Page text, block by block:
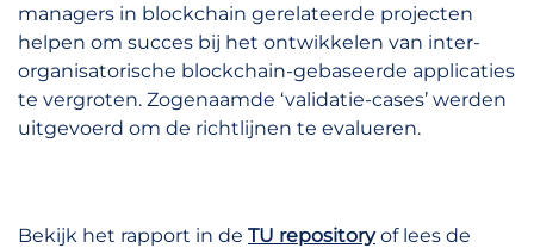
managers in blockchain gerelateerde projecten
helpen om succes bij het ontwikkelen van inter-
organisatorische blockchain-gebaseerde applicaties
te vergroten. Zogenaamde ‘validatie-cases’ werden
uitgevoerd om de richtlijnen te evalueren.
Bekijk het rapport in de TU repositoryof lees de